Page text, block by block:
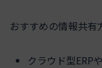
おすすめの情報共有
クラウド型ERP